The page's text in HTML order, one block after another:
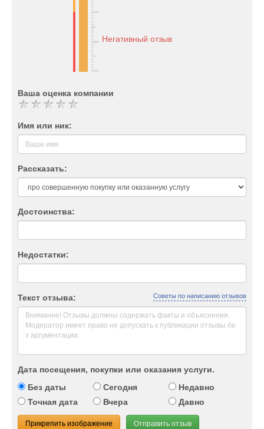
Негативный отзыв
Ваша оценка компании
Имя или ник:
Рассказать:
Достоинства:
Недостатки:
Текст отзыва: Советы по написанию отзывов
Дата посещения, покупки или оказания услуги.
Без даты
Сегодня
Недавно
Точная дата
Вчера Давно
Прикрепить изображение Отправить отзыв